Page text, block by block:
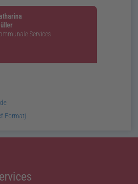
Services
-Format)